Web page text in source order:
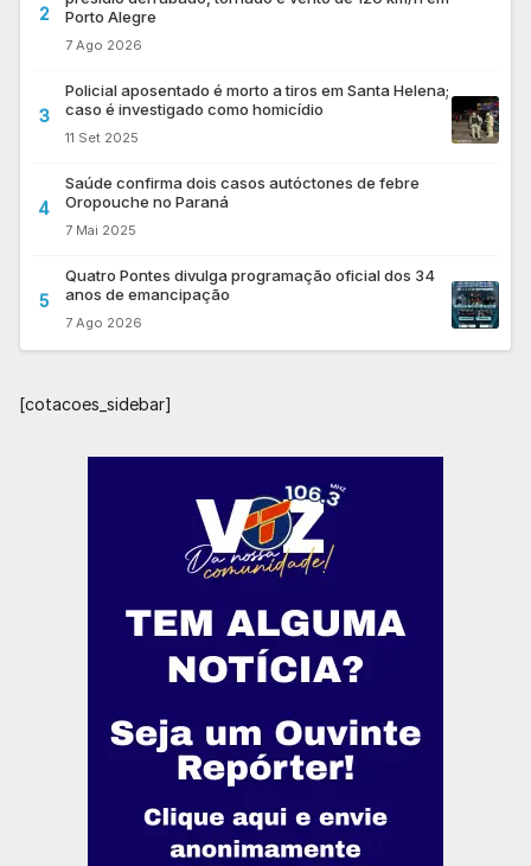
2
Porto Alegre
7 Ago 2026
3
Policial aposentado é morto a tiros em Santa Helena;
caso é investigado como homicídio
11 Set 2025
4
Saúde confirma dois casos autóctones de febre
Oropouche no Paraná
7 Mai 2025
5
Quatro Pontes divulga programação oficial dos 34
anos de emancipação
7 Ago 2026
[cotacoes_sidebar]